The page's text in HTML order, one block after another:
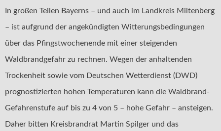
In großen Teilen Bayerns – und auch im Landkreis Miltenberg
– ist aufgrund der angekündigten Witterungsbedingungen
über das Pfingstwochenende mit einer steigenden
Waldbrandgefahr zu rechnen. Wegen der anhaltenden
Trockenheit sowie vom Deutschen Wetterdienst (DWD)
prognostizierten hohen Temperaturen kann die Waldbrand-
Gefahrenstufe auf bis zu 4 von 5 – hohe Gefahr – ansteigen.
Daher bitten Kreisbrandrat Martin Spilger und das